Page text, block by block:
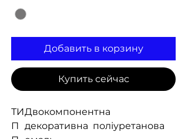
Добавить в корзину
Купить сейчас
ТИ
П
Двокомпонентна
декоративна поліуретанова